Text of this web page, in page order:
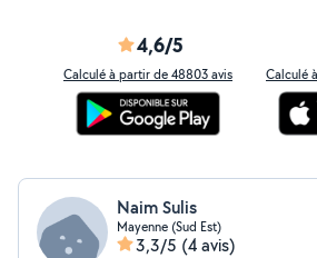
4,6/5
Calculé à partir de 48803 avis Calculé
Naim Sulis
Mayenne (Sud Est)
3,3/5 (4 avis)